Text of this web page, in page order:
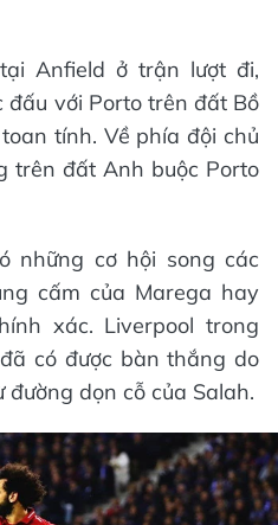
Anfield ở trận lượt đi,
đấu với Porto trên đất Bồ
tính. Về phía đội chủ
trên đất Anh buộc Porto
những cơ hội song các
cấm của Marega hay
xác. Liverpool trong
có được bàn thắng do
đường dọn cỗ của Salah.